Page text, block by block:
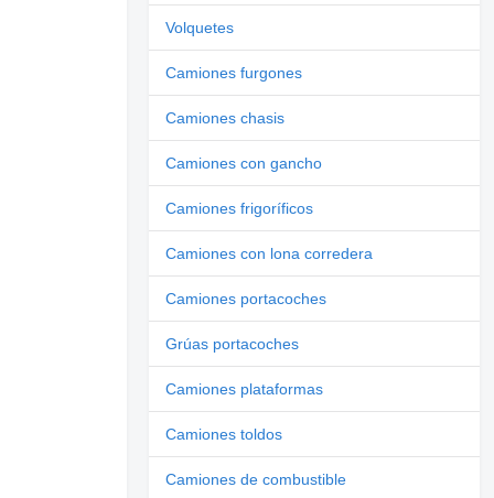
Volquetes
Camiones furgones
Camiones chasis
Camiones con gancho
Camiones frigoríficos
Camiones con lona corredera
Camiones portacoches
Grúas portacoches
Camiones plataformas
Camiones toldos
Camiones de combustible